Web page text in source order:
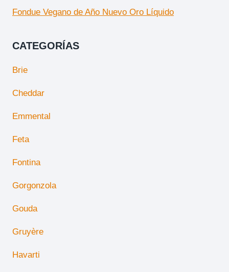
Fondue Vegano de Año Nuevo Oro Líquido
CATEGORÍAS
Brie
Cheddar
Emmental
Feta
Fontina
Gorgonzola
Gouda
Gruyère
Havarti